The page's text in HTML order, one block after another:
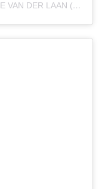
EEN BERICHT GEDEELD DOOR DENISE VAN DER LAAN (@DENISEVDLAANX)